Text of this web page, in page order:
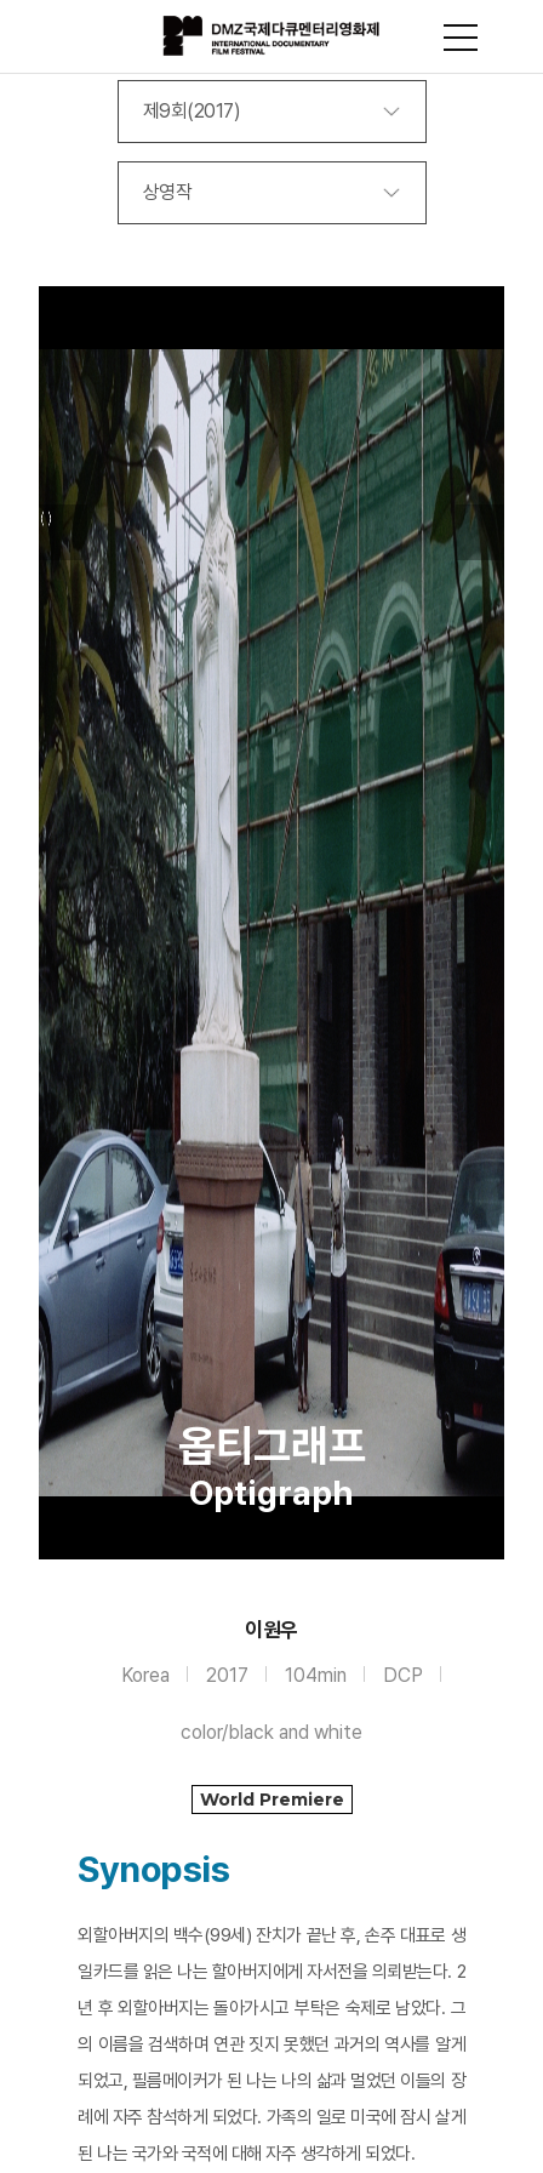
제9회(2017)
상영작
옵티그래프
Optigraph
이원우
Korea 2017 104min DCP
color/black and white
World Premiere
Synopsis
외할아버지의 백수(99세) 잔치가 끝난 후, 손주 대표로 생
일카드를 읽은 나는 할아버지에게 자서전을 의뢰받는다. 2
년 후 외할아버지는 돌아가시고 부탁은 숙제로 남았다. 그
의 이름을 검색하며 연관 짓지 못했던 과거의 역사를 알게
되었고, 필름메이커가 된 나는 나의 삶과 멀었던 이들의 장
례에 자주 참석하게 되었다. 가족의 일로 미국에 잠시 살게
된 나는 국가와 국적에 대해 자주 생각하게 되었다.